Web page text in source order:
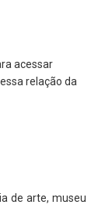
de arte, museu